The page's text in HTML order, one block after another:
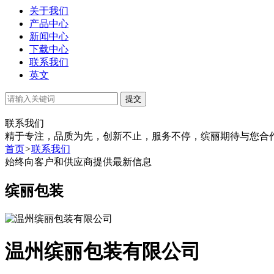
关于我们
产品中心
新闻中心
下载中心
联系我们
英文
提交
联系我们
精于专注，品质为先，创新不止，服务不停，缤丽期待与您合
首页>联系我们
始终向客户和供应商提供最新信息
缤丽包装
温州缤丽包装有限公司